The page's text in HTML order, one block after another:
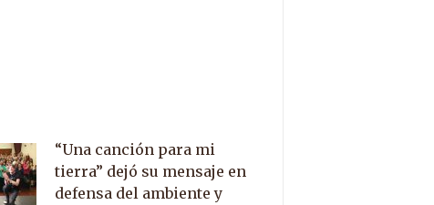
“Una canción para mi
tierra” dejó su mensaje en
defensa del ambiente y